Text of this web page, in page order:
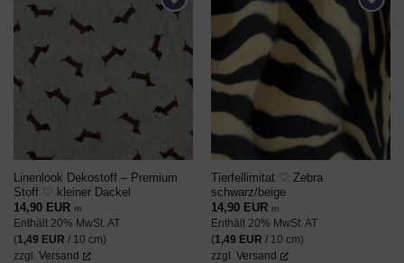
WUNSCHZETTEL
Linenlook Dekostoff – Premium
Stoff ♡ kleiner Dackel
14,90 EUR m
Enthält 20% MwSt. AT
(1,49 EUR / 10 cm)
zzgl. Versand
AUF DEN
WUNSCHZETTEL
Tierfellimitat ♡ Zebra
schwarz/beige
14,90 EUR m
Enthält 20% MwSt. AT
(1,49 EUR / 10 cm)
zzgl. Versand